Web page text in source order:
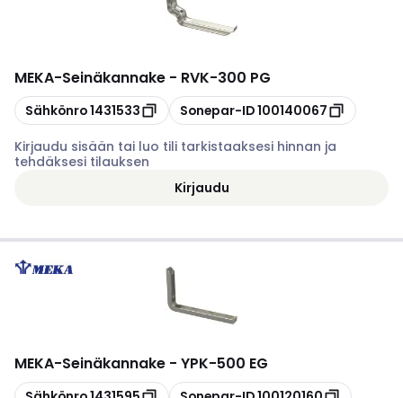
MEKA-Seinäkannake - RVK-300 PG
Kopioi
Sähkönro1431533 Kopioi
Sonepar-ID100140067
Kirjaudu sisään tai luo tili tarkistaaksesi hinnan ja
tehdäksesi tilauksen
Kirjaudu
MEKA-Seinäkannake - YPK-500 EG
Kopioi Kopioi